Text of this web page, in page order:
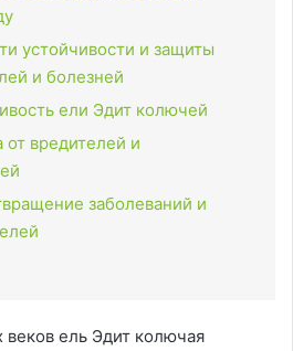
устойчивости и защиты
и болезней
ели Эдит колючей
от вредителей и
заболеваний и
ель Эдит колючая